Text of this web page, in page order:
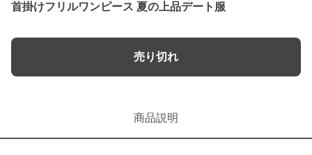
首掛けフリルワンピース 夏の上品デート服
売り切れ
商品説明